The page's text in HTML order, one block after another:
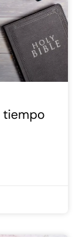
tiempo